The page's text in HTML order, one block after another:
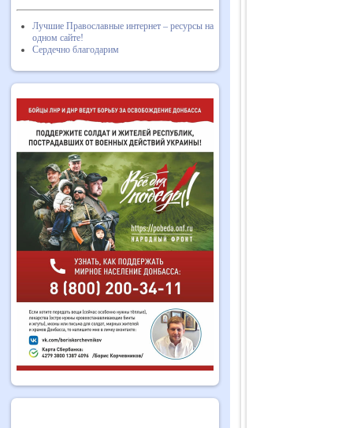
Лучшие Православные интернет – ресурсы на
одном сайте!
Сердечно благодарим